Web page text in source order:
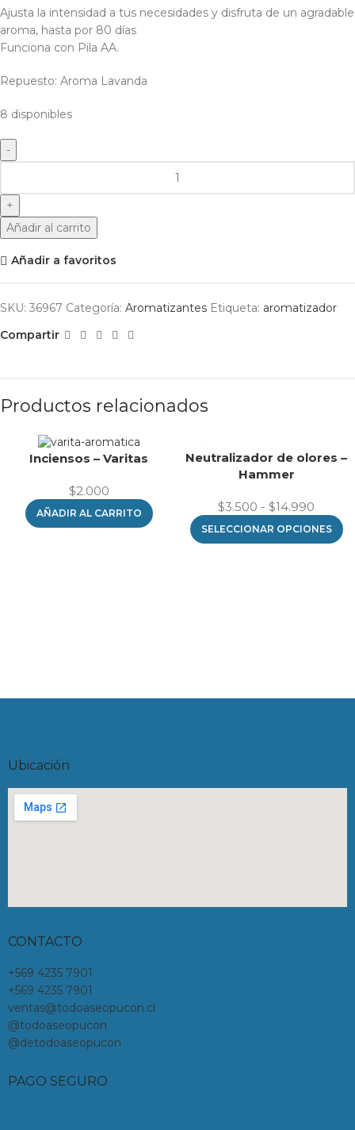
Ajusta la intensidad a tus necesidades y disfruta de un agradable
aroma, hasta por 80 días
Funciona con Pila AA.
Repuesto: Aroma Lavanda
8 disponibles
Añadir al carrito
Añadir a favoritos
SKU: 36967 Categoría: Aromatizantes Etiqueta: aromatizador
Compartir
Productos relacionados
Inciensos – Varitas
$2.000
AÑADIR AL CARRITO
Neutralizador de olores –
Hammer
$3.500 - $14.990
SELECCIONAR OPCIONES
Ubicación
CONTACTO
+569 4235 7901
+569 4235 7901
ventas@todoaseopucon.cl
@todoaseopucon
@detodoaseopucon
PAGO SEGURO